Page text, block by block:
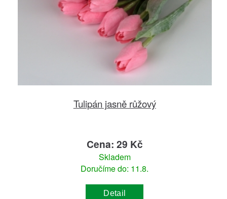
Tulipán jasně růžový
Cena: 29 Kč
Skladem
Doručíme do: 11.8.
Detail